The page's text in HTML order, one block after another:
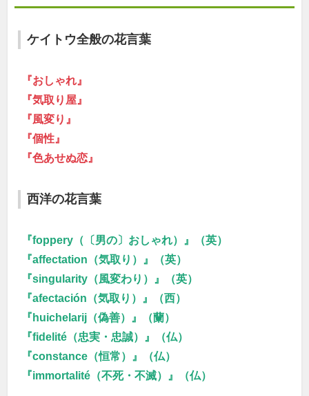
ケイトウ全般の花言葉
『おしゃれ』
『気取り屋』
『風変り』
『個性』
『色あせぬ恋』
西洋の花言葉
『foppery（〔男の〕おしゃれ）』（英）
『affectation（気取り）』（英）
『singularity（風変わり）』（英）
『afectación（気取り）』（西）
『huichelarij（偽善）』（蘭）
『fidelité（忠実・忠誠）』（仏）
『constance（恒常）』（仏）
『immortalité（不死・不滅）』（仏）